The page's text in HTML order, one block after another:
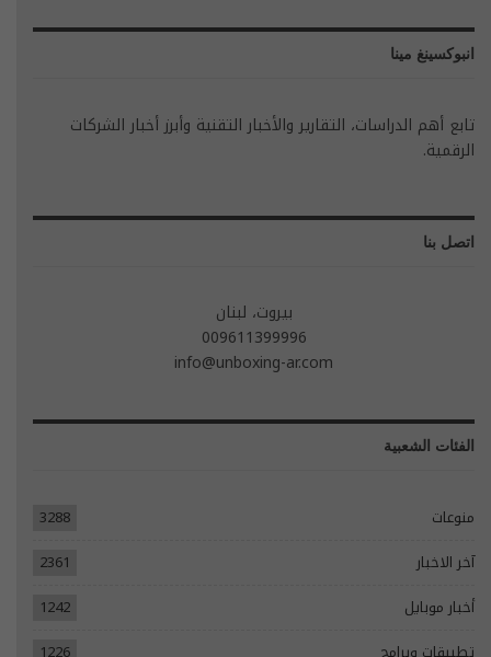
انبوكسينغ مينا
تابع أهم الدراسات، التقارير والأخبار التقنية وأبرز أخبار الشركات
الرقمية.
اتصل بنا
بيروت، لبنان
009611399996
info@unboxing-ar.com
الفئات الشعبية
منوعات
3288
آخر الاخبار
2361
أخبار موبايل
1242